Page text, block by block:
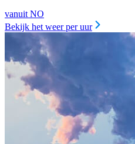
vanuit NO
Bekijk het weer per uur